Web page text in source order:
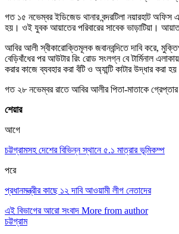
গত ১৫ নভেম্বর ইডিজেড থানার বন্দরটিলা নয়ারহাট
হয়। ওই যুবক আয়াতের পরিবারের সাবেক ভাড়াটিয়া।
আবির আলী স্বীকারোক্তিমূলক জবানবন্দিতে দাবি করে,
বেড়িবাঁধের পর আউটার রিং রোড সংলগ্ন বে টার্মিনাল
করার কাজে ব্যবহার করা বঁটি ও অ্যান্টি কাটার উদ্ধার করা
গত ২৮ নভেম্বর রাতে আবির আলীর পিতা-মাতাকে
শেয়ার
আগে
চট্টগ্রামসহ দেশের বিভিন্ন স্থানে ৫.১ মাত্রার ভূমিকম্প
পরে
প্রধানমন্ত্রীর কাছে ১২ দাবি আওয়ামী লীগ নেতাদের
এই বিভাগের আরো সংবাদ More from author
চট্টগ্রাম